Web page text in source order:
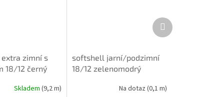
zimní s
18/12 černý
Skladem(9,2 m)
softshell jarní/podzimní
18/12 zelenomodrý
Na dotaz (0,1 m)
Další
produkt